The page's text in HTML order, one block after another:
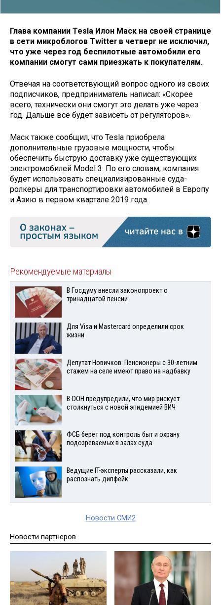
Глава компании Tesla Илон Маск на своей странице
в сети микроблогов Twitter в четверг не исключил,
что уже через год беспилотные автомобили его
компании смогут сами приезжать к покупателям.
Отвечая на соответствующий вопрос одного из своих
подписчиков, предприниматель написал: «Скорее
всего, технически они смогут это делать уже через
год. Дальше всё будет зависеть от регуляторов».
Маск также сообщил, что Tesla приобрела
дополнительные грузовые мощности, чтобы
обеспечить быструю доставку уже существующих
электромобилей Model 3. По его словам, компания
будет использовать специализированные суда-
ролкеры для транспортировки автомобилей в Европу
и Азию в первом квартале 2019 года.
Рекомендуемые материалы
В Госдуму внесли законопроект о
тринадцатой пенсии
Для Visа и Mastercard определили срок
жизни
Депутат Новичков: Пенсионеры с 30-летним
стажем на селе имеют право на надбавку
В ООН предупредили, что мир рискует
столкнуться с новой эпидемией ВИЧ
ФСБ берет под контроль быт и охрану
подозреваемых в залах суда
Ведущие IT-эксперты рассказали, как
распознать дипфейк
Новости СМИ2
Новости партнеров